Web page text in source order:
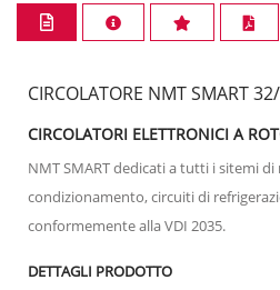
CIRCOLATORE NMT SMART
CIRCOLATORI ELETTRONICI A
NMT SMART dedicati a tutti i sitemi
condizionamento, circuiti di
conformemente alla VDI 2035.
DETTAGLI PRODOTTO